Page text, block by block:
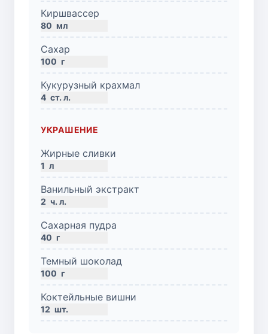
Киршвассер
80 мл
Сахар
100 г
Кукурузный крахмал
4 ст. л.
УКРАШЕНИЕ
Жирные сливки
1 л
Ванильный экстракт
2 ч. л.
Сахарная пудра
40 г
Темный шоколад
100 г
Коктейльные вишни
12 шт.